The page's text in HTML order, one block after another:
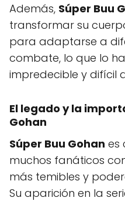
Además, Súper Buu
transformar su
para adaptarse a
combate, lo que lo
impredecible y difícil
El legado y la
Gohan
Súper Buu Gohan es
muchos fanáticos
más temibles y
Su aparición en la